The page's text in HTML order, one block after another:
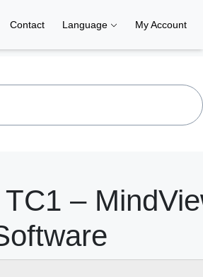
Contact Language My Account
–